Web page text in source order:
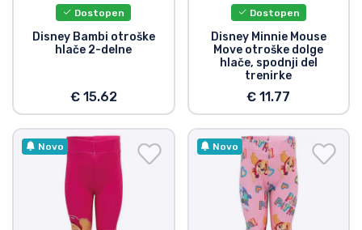
Dostopen
Disney Bambi otroške
hlače 2-delne
€ 15.62
Dostopen
Disney Minnie Mouse
Move otroške dolge
hlače, spodnji del
trenirke
€ 11.77
Novo Novo